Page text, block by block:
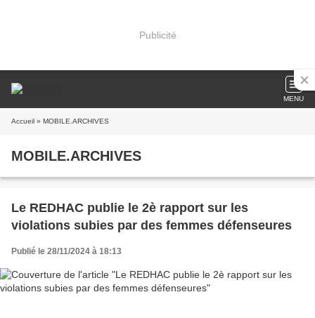
Publicité
MENU
Accueil » MOBILE.ARCHIVES
MOBILE.ARCHIVES
Le REDHAC publie le 2è rapport sur les
violations subies par des femmes défenseures
Publié le 28/11/2024 à 18:13